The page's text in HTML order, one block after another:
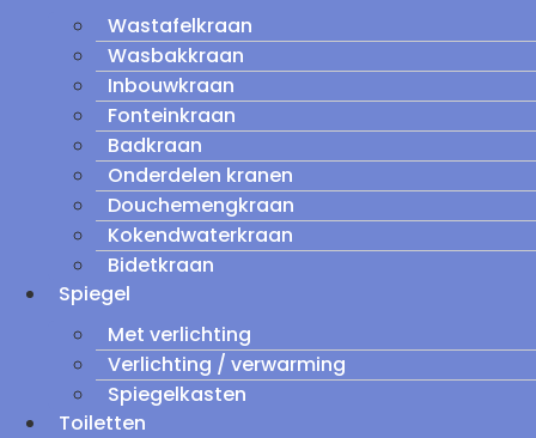
Wastafelkraan
Wasbakkraan
Inbouwkraan
Fonteinkraan
Badkraan
Onderdelen kranen
Douchemengkraan
Kokendwaterkraan
Bidetkraan
Spiegel
Met verlichting
Verlichting / verwarming
Spiegelkasten
Toiletten